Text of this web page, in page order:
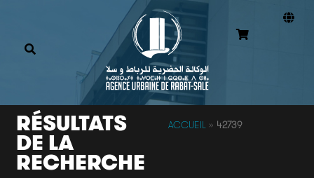
RÉSULTATS
DE LA
RECHERCHE
ACCUEIL » 42739